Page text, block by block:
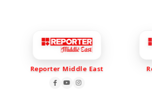
Reporter Middle East